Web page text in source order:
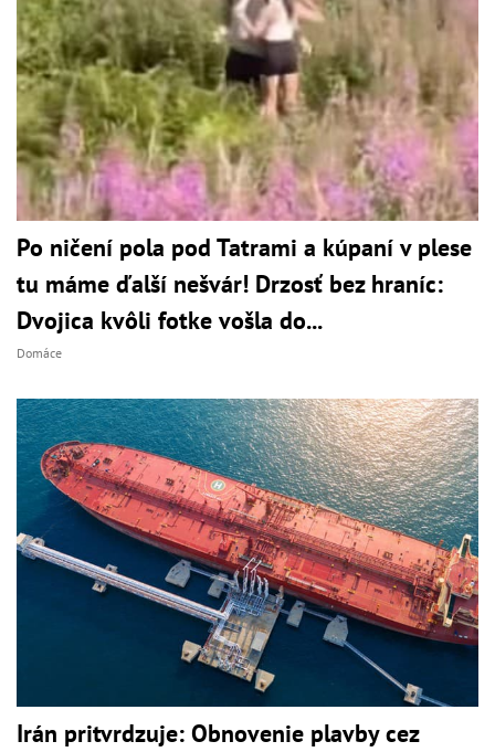
Po ničení pola pod Tatrami a kúpaní v plese
tu máme ďalší nešvár! Drzosť bez hraníc:
Dvojica kvôli fotke vošla do...
Domáce
Irán pritvrdzuje: Obnovenie plavby cez